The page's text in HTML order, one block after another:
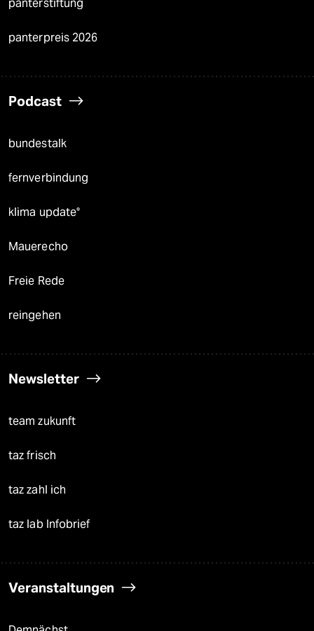
panterstiftung
panterpreis 2026
Podcast
bundestalk
fernverbindung
klima update°
Mauerecho
Freie Rede
reingehen
Newsletter
team zukunft
taz frisch
taz zahl ich
taz lab Infobrief
Veranstaltungen